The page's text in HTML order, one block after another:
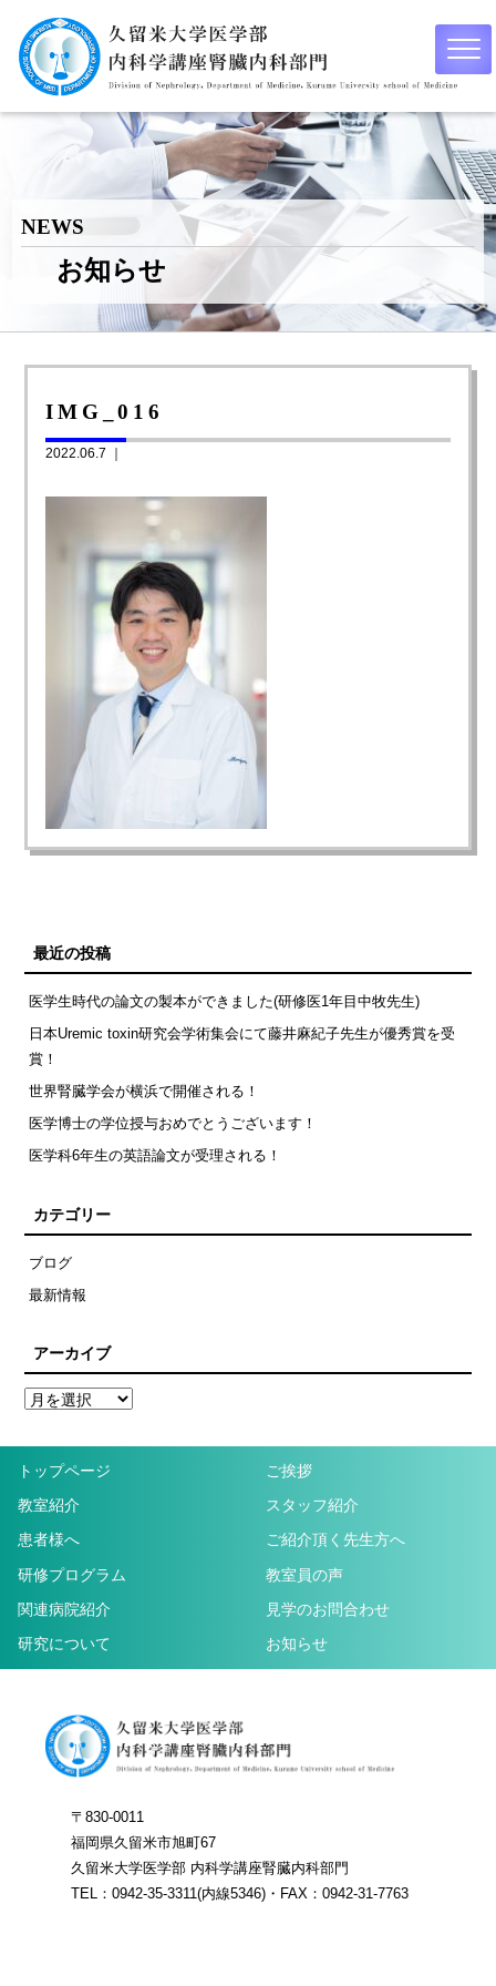
NEWS
お知らせ
IMG_016
2022.06.7 ｜
最近の投稿
医学生時代の論文の製本ができました(研修医1年目中牧先生)
日本Uremic toxin研究会学術集会にて藤井麻紀子先生が優秀賞を受
賞！
世界腎臓学会が横浜で開催される！
医学博士の学位授与おめでとうございます！
医学科6年生の英語論文が受理される！
カテゴリー
ブログ
最新情報
アーカイブ
トップページ
ご挨拶
教室紹介
スタッフ紹介
患者様へ
ご紹介頂く先生方へ
研修プログラム
教室員の声
関連病院紹介
見学のお問合わせ
研究について
お知らせ
〒830-0011
福岡県久留米市旭町67
久留米大学医学部 内科学講座腎臓内科部門
TEL：0942-35-3311(内線5346)・FAX：0942-31-7763